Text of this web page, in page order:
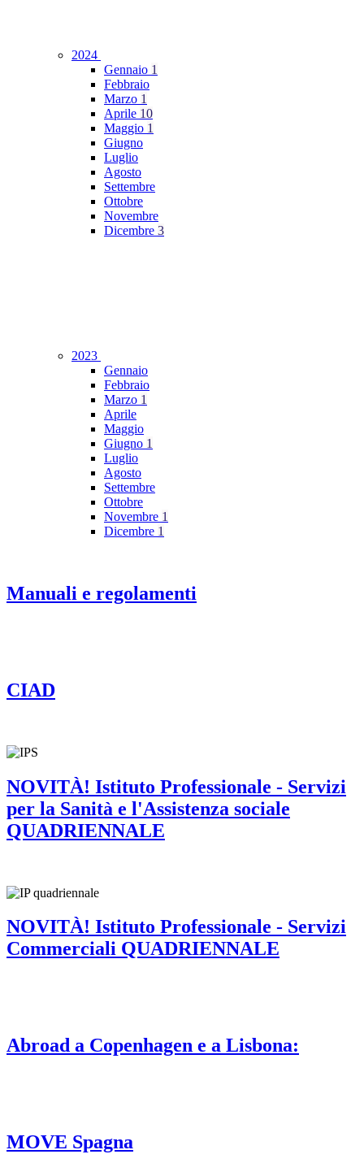
2024
Gennaio 1
Febbraio
Marzo 1
Aprile 10
Maggio 1
Giugno
Luglio
Agosto
Settembre
Ottobre
Novembre
Dicembre 3
2023
Gennaio
Febbraio
Marzo 1
Aprile
Maggio
Giugno 1
Luglio
Agosto
Settembre
Ottobre
Novembre 1
Dicembre 1
Manuali e regolamenti
CIAD
NOVITÀ! Istituto Professionale - Servizi
per la Sanità e l'Assistenza sociale
QUADRIENNALE
NOVITÀ! Istituto Professionale - Servizi
Commerciali QUADRIENNALE
Abroad a Copenhagen e a Lisbona:
MOVE Spagna